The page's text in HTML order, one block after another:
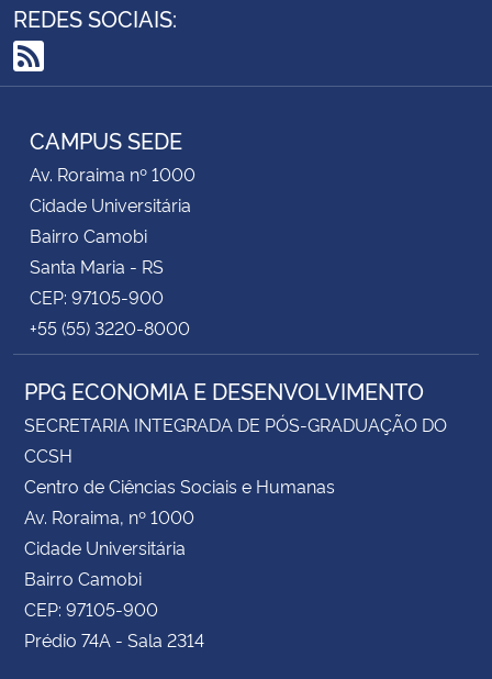
REDES SOCIAIS:
RSS
CAMPUS SEDE
Av. Roraima nº 1000
Cidade Universitária
Bairro Camobi
Santa Maria - RS
CEP: 97105-900
+55 (55) 3220-8000
PPG ECONOMIA E DESENVOLVIMENTO
SECRETARIA INTEGRADA DE PÓS-GRADUAÇÃO DO
CCSH
Centro de Ciências Sociais e Humanas
Av. Roraima, nº 1000
Cidade Universitária
Bairro Camobi
CEP: 97105-900
Prédio 74A - Sala 2314